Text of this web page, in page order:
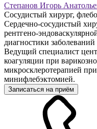
Степанов Игорь
Сосудистый хирург,
Сердечно-сосудистый
рентгено-
диагностики
Ведущий специалист
коагуляции при
микросклеротерапией
минифлебэктомией.
Записаться на приём